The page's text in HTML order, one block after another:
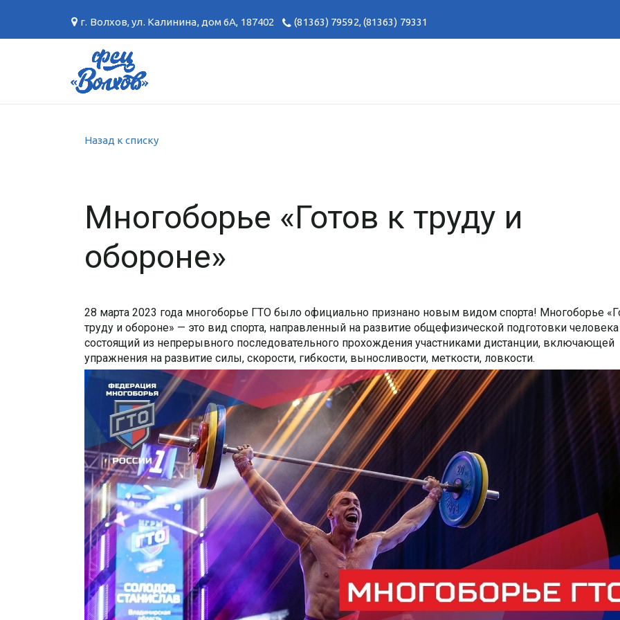
г. Волхов,ул. Калинина, дом 6А, 187402 (81363) 79592,(81363) 79331
Назад к списку
Многоборье «Готов к труду и
обороне»
28 марта 2023 года многоборье ГТО было официально признано новым видом спорта! Многоборье
труду и обороне» — это вид спорта, направленный на развитие общефизической подготовки
состоящий из непрерывного последовательного прохождения участниками дистанции, включающей
упражнения на развитие силы, скорости, гибкости, выносливости, меткости, ловкости.